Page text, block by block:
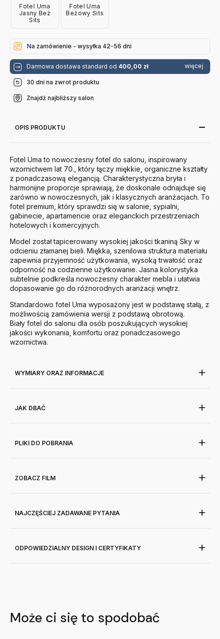
Fotel Uma
Jasny Beż
Sits
Fotel Uma
Beżowy Sits
Na zamówienie - wysyłka 42-56 dni
Darmowa dostawa standard od 400,00 zł więcej
30 dni na zwrot produktu
Znajdź najbliższy salon
OPIS PRODUKTU
Fotel Uma to nowoczesny fotel do salonu, inspirowany
wzornictwem lat 70., który łączy miękkie, organiczne kształty
z ponadczasową elegancją. Charakterystyczna bryła i
harmonijne proporcje sprawiają, że doskonale odnajduje się
zarówno w nowoczesnych, jak i klasycznych aranżacjach. To
fotel premium, który sprawdzi się w salonie, sypialni,
gabinecie, apartamencie oraz eleganckich przestrzeniach
hotelowych i komercyjnych.
Model został tapicerowany wysokiej jakości tkaniną Sky w
odcieniu złamanej bieli. Miękka, szenilowa struktura materiału
zapewnia przyjemność użytkowania, wysoką trwałość oraz
odporność na codzienne użytkowanie. Jasna kolorystyka
subtelnie podkreśla nowoczesny charakter mebla i ułatwia
dopasowanie go do różnorodnych aranżacji wnętrz.
Standardowo fotel Uma wyposażony jest w podstawę stałą, z
możliwością zamówienia wersji z podstawą obrotową.
Biały fotel do salonu dla osób poszukujących wysokiej
jakości wykonania, komfortu oraz ponadczasowego
wzornictwa.
WYMIARY ORAZ INFORMACJE
JAK DBAĆ
PLIKI DO POBRANIA
ZOBACZ FILM
NAJCZĘŚCIEJ ZADAWANE PYTANIA
ODPOWIEDZIALNY DESIGN I CERTYFIKATY
Może ci się to spodobać